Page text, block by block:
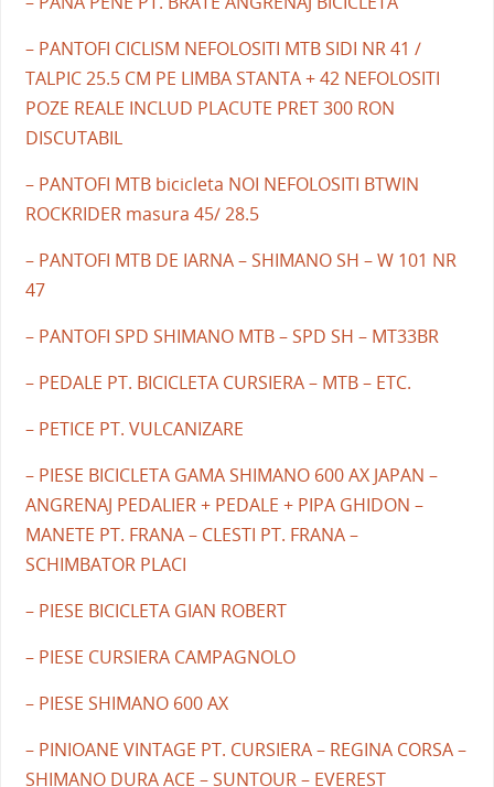
– PANTOFI CICLISM NEFOLOSITI MTB SIDI NR 41 /
TALPIC 25.5 CM PE LIMBA STANTA + 42 NEFOLOSITI
POZE REALE INCLUD PLACUTE PRET 300 RON
DISCUTABIL
– PANTOFI MTB bicicleta NOI NEFOLOSITI BTWIN
ROCKRIDER masura 45/ 28.5
– PANTOFI MTB DE IARNA – SHIMANO SH – W 101 NR
47
– PANTOFI SPD SHIMANO MTB – SPD SH – MT33BR
– PEDALE PT. BICICLETA CURSIERA – MTB – ETC.
– PETICE PT. VULCANIZARE
– PIESE BICICLETA GAMA SHIMANO 600 AX JAPAN –
ANGRENAJ PEDALIER + PEDALE + PIPA GHIDON –
MANETE PT. FRANA – CLESTI PT. FRANA –
SCHIMBATOR PLACI
– PIESE BICICLETA GIAN ROBERT
– PIESE CURSIERA CAMPAGNOLO
– PIESE SHIMANO 600 AX
– PINIOANE VINTAGE PT. CURSIERA – REGINA CORSA –
SHIMANO DURA ACE – SUNTOUR – EVEREST